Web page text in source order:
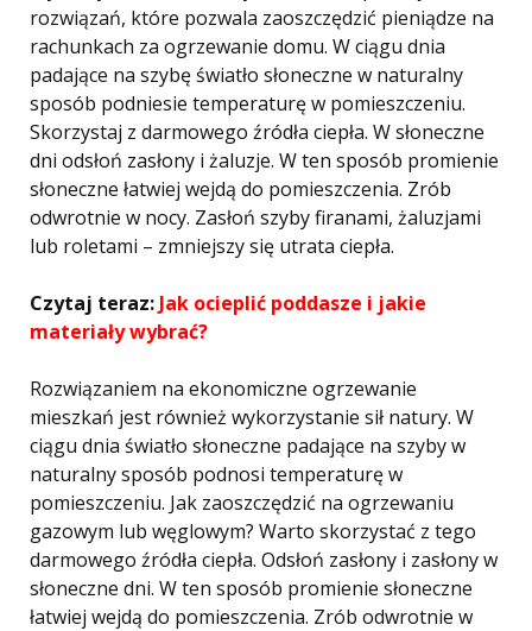
rozwiązań, które pozwala zaoszczędzić pieniądze na
rachunkach za ogrzewanie domu. W ciągu dnia
padające na szybę światło słoneczne w naturalny
sposób podniesie temperaturę w pomieszczeniu.
Skorzystaj z darmowego źródła ciepła. W słoneczne
dni odsłoń zasłony i żaluzje. W ten sposób promienie
słoneczne łatwiej wejdą do pomieszczenia. Zrób
odwrotnie w nocy. Zasłoń szyby firanami, żaluzjami
lub roletami – zmniejszy się utrata ciepła.
Czytaj teraz: Jak ocieplić poddasze i jakie
materiały wybrać?
Rozwiązaniem na ekonomiczne ogrzewanie
mieszkań jest również wykorzystanie sił natury. W
ciągu dnia światło słoneczne padające na szyby w
naturalny sposób podnosi temperaturę w
pomieszczeniu. Jak zaoszczędzić na ogrzewaniu
gazowym lub węglowym? Warto skorzystać z tego
darmowego źródła ciepła. Odsłoń zasłony i zasłony w
słoneczne dni. W ten sposób promienie słoneczne
łatwiej wejdą do pomieszczenia. Zrób odwrotnie w